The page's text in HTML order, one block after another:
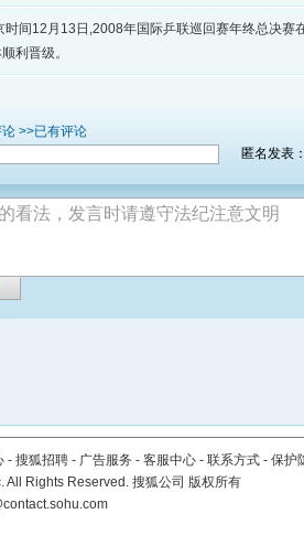
间12月13日,2008年国际乒联巡回赛年终总决赛
利晋级。
>>已有评论
匿名发表
- 搜狐招聘 - 广告服务 - 客服中心 - 联系方式 - 保护
All Rights Reserved. 搜狐公司 版权所有